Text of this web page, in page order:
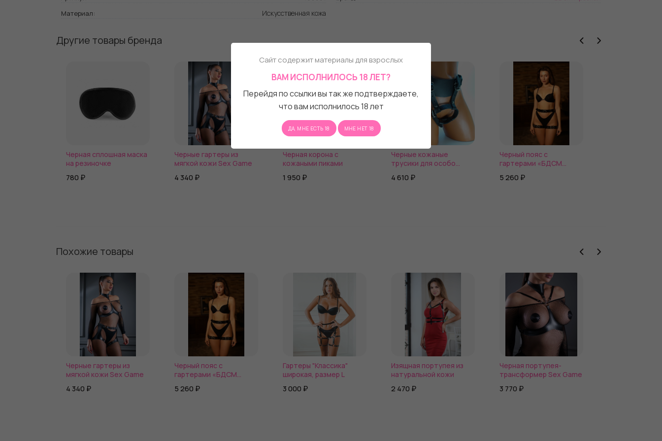
Материал: Искусственная кожа
Другие товары бренда
Черная сплошная маска
на резиночке
780 ₽
Черные гартеры из
мягкой кожи Sex Game
4 340 ₽
Черная корона с
кожаными пиками
1 950 ₽
Черные кожаные
трусики для особо
4 610 ₽
Черный пояс с
гартерами «БДСМ
5 260 ₽
Похожие товары
Черные гартеры из
мягкой кожи Sex Game
4 340 ₽
Черный пояс с
гартерами «БДСМ
5 260 ₽
Гартеры "Классика"
широкая, размер L
3 000 ₽
Изящная портупея из
натуральной кожи
2 470 ₽
Черная портупея-
трансформер Sex Game
3 770 ₽
Сайт содержит материалы для взрослых
ВАМ ИСПОЛНИЛОСЬ 18 ЛЕТ?
Перейдя по ссылки вы так же подтверждаете,
что вам исполнилось 18 лет
ДА, МНЕ ЕСТЬ 18 МНЕ НЕТ 18